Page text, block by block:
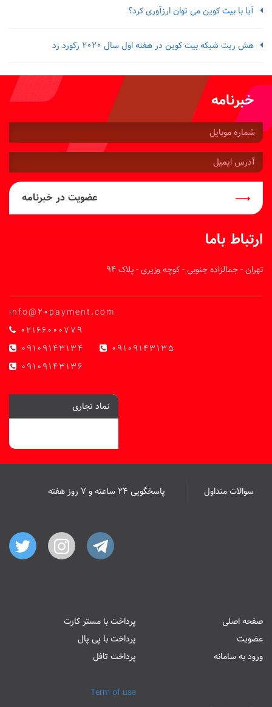
آیا با بیت کوین می توان ارزآوری کرد؟
هش ریت شبکه بیت کوین در هفته اول سال 2020 رکورد زد
خبرنامه
شماره
موبایل:
آدرس
ایمیل:
عضویت در خبرنامه
ارتباط باما
تهران - جمالزاده جنوبی - کوچه وزیری - پلاک 94
info@20payment.com
02166000779
09109143134
09109143135
09109143136
نماد تجاری
سوالات متداول پاسخگویی ۲۴ ساعته و ۷ روز هفته
صفحه اصلی
عضویت
ورود به سامانه
پرداخت با مستر کارت
پرداخت با پی پال
پرداخت تافل
Term of use